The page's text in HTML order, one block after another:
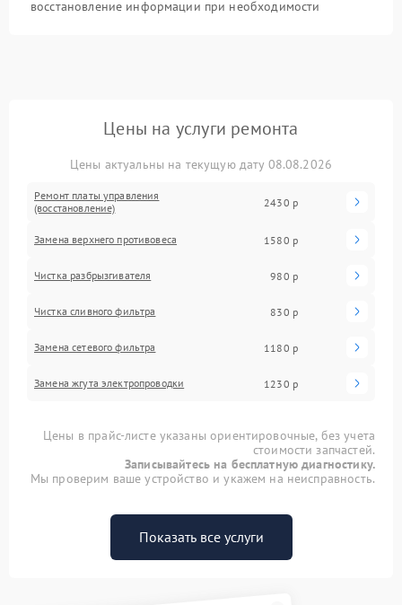
восстановление информации при необходимости
Цены на услуги ремонта
Цены актуальны на текущую дату 08.08.2026
Ремонт платы управления
(восстановление)
2430 р
Замена верхнего противовеса 1580 р
Чистка разбрызгивателя 980 р
Чистка сливного фильтра 830 р
Замена сетевого фильтра 1180 р
Замена жгута электропроводки 1230 р
Цены в прайс-листе указаны ориентировочные, без учета
стоимости запчастей.
Записывайтесь на бесплатную диагностику.
Мы проверим ваше устройство и укажем на неисправность.
Показать все услуги